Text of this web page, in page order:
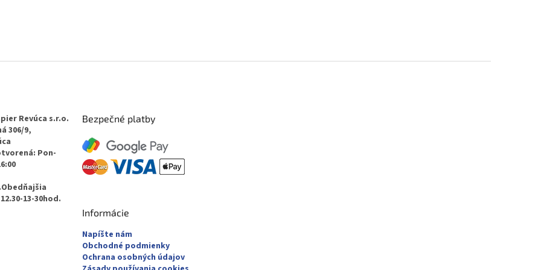
Revúca s.r.o.
306/9,
Pon-
13-30hod.
Bezpečné platby
Informácie
Napíšte nám
Obchodné podmienky
Ochrana osobných údajov